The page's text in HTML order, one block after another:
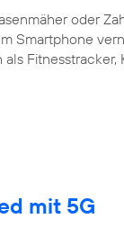
oder
Smartphone
mit 5G